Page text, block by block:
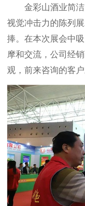
金彩山酒业简
视觉冲击力的陈列
捧。在本次展会中
摩和交流，公司经
观，前来咨询的客